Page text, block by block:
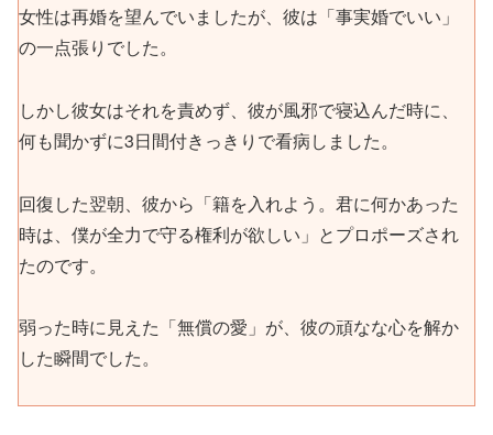
女性は再婚を望んでいましたが、彼は「事実婚でいい」
の一点張りでした。
しかし彼女はそれを責めず、彼が風邪で寝込んだ時に、
何も聞かずに3日間付きっきりで看病しました。
回復した翌朝、彼から「籍を入れよう。君に何かあった
時は、僕が全力で守る権利が欲しい」とプロポーズされ
たのです。
弱った時に見えた「無償の愛」が、彼の頑なな心を解か
した瞬間でした。